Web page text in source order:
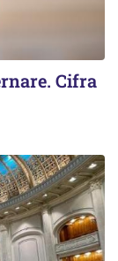
Cifra